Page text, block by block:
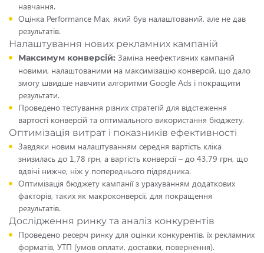
навчання.
Оцінка Performance Max, який був налаштований, але не дав
результатів.
Налаштування нових рекламних кампаній
Максимум конверсій: Заміна неефективних кампаній
новими, налаштованими на максимізацію конверсій, що дало
змогу швидше навчити алгоритми Google Ads і покращити
результати.
Проведено тестування різних стратегій для відстеження
вартості конверсій та оптимального використання бюджету.
Оптимізація витрат і показників ефективності
Завдяки новим налаштуванням середня вартість кліка
знизилась до 1,78 грн, а вартість конверсії – до 43,79 грн, що
вдвічі нижче, ніж у попереднього підрядника.
Оптимізація бюджету кампанії з урахуванням додаткових
факторів, таких як макроконверсії, для покращення
результатів.
Дослідження ринку та аналіз конкурентів
Проведено ресерч ринку для оцінки конкурентів, їх рекламних
форматів, УТП (умов оплати, доставки, повернення).